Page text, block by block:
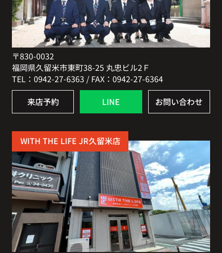
〒830-0032
福岡県久留米市東町38-25 丸忠ビル2Ｆ
TEL：0942-27-6363 / FAX：0942-27-6364
来店予約 LINE お問い合わせ
WITH THE LIFE JR久留米店